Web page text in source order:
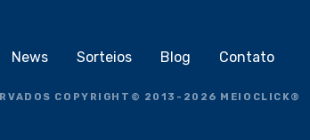
News Sorteios Blog Contato
COPYRIGHT © 2013-2026 MEIOCLICK®